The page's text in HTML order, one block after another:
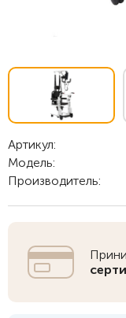
Артикул:
Модель:
Производитель: